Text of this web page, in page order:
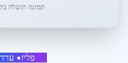
פליז• ערד
תמונה תועלה